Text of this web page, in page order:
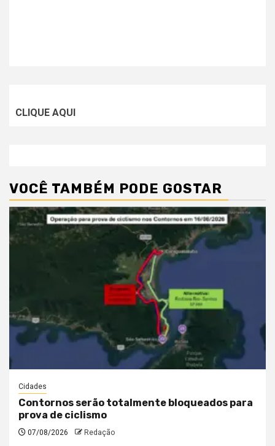
CLIQUE AQUI
VOCÊ TAMBÉM PODE GOSTAR
Cidades
Contornos serão totalmente bloqueados para
prova de ciclismo
07/08/2026 Redação